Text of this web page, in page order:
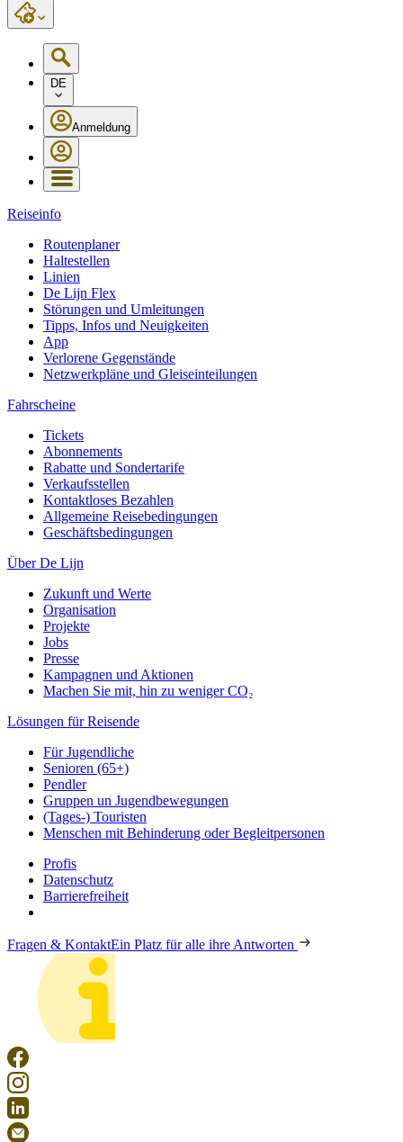
DE
Anmeldung
Reiseinfo
Routenplaner
Haltestellen
Linien
De Lijn Flex
Störungen und Umleitungen
Tipps, Infos und Neuigkeiten
App
Verlorene Gegenstände
Netzwerkpläne und Gleiseinteilungen
Fahrscheine
Tickets
Abonnements
Rabatte und Sondertarife
Verkaufsstellen
Kontaktloses Bezahlen
Allgemeine Reisebedingungen
Geschäftsbedingungen
Über De Lijn
Zukunft und Werte
Organisation
Projekte
Jobs
Presse
Kampagnen und Aktionen
Machen Sie mit, hin zu weniger CO₂
Lösungen für Reisende
Für Jugendliche
Senioren (65+)
Pendler
Gruppen un Jugendbewegungen
(Tages-) Touristen
Menschen mit Behinderung oder Begleitpersonen
Profis
Datenschutz
Barrierefreiheit
Fragen & KontaktEin Platz für alle ihre Antworten